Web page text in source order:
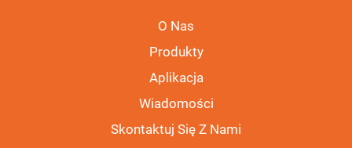
O Nas
Produkty
Aplikacja
Wiadomości
Skontaktuj Się Z Nami